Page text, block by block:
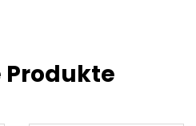
Produkte